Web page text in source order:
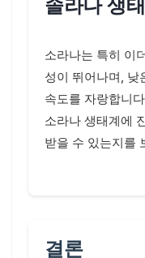
솔라나 생
소라나는 특히 이
성이 뛰어나며, 낮
속도를 자랑합니
소라나 생태계에
받을 수 있는지를
결론